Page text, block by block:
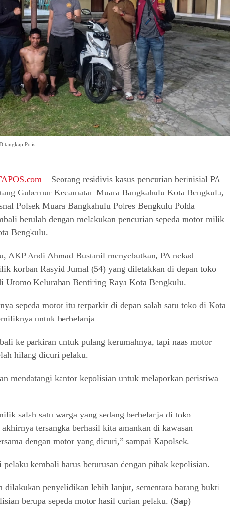
Polisi
– Seorang residivis kasus pencurian berinisial PA
Gubernur Kecamatan Muara Bangkahulu Kota Bengkulu,
Polsek Muara Bangkahulu Polres Bengkulu Polda
berulah dengan melakukan pencurian sepeda motor milik
Bengkulu.
AKP Andi Ahmad Bustanil menyebutkan, PA nekad
korban Rasyid Jumal (54) yang diletakkan di depan toko
Utomo Kelurahan Bentiring Raya Kota Bengkulu.
sepeda motor itu terparkir di depan salah satu toko di Kota
untuk berbelanja.
ke parkiran untuk pulang kerumahnya, tapi naas motor
hilang dicuri pelaku.
mendatangi kantor kepolisian untuk melaporkan peristiwa
salah satu warga yang sedang berbelanja di toko.
tersangka berhasil kita amankan di kawasan
dengan motor yang dicuri,” sampai Kapolsek.
kembali harus berurusan dengan pihak kepolisian.
dilakukan penyelidikan lebih lanjut, sementara barang bukti
berupa sepeda motor hasil curian pelaku. (Sap)